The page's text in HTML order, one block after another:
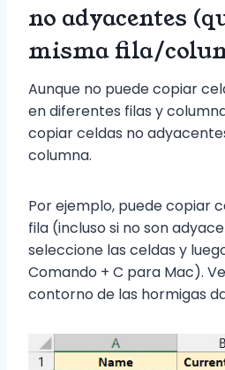
no adyacentes
misma fila/
Aunque no puede copiar
en diferentes filas y
copiar celdas no
columna.
Por ejemplo, puede copiar
fila (incluso si no son
seleccione las celdas y
Comando + C para Mac).
contorno de las hormigas